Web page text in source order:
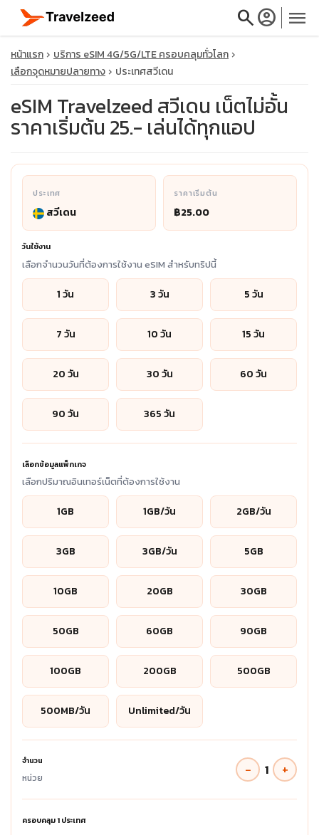
searchaccount_circle menu
travel_explore
calendar_month
หน้าแรก
บริการ eSIM 4G/5G/LTE ครอบคลุมทั่วโลก
เลือกจุดหมายปลายทาง
ประเทศสวีเดน
eSIM Travelzeed สวีเดน เน็ตไม่อั้น
ราคาเริ่มต้น 25.- เล่นได้ทุกแอป
ประเทศ
สวีเดน
ราคาเริ่มต้น
฿25.00
วันใช้งาน
เลือกจำนวนวันที่ต้องการใช้งาน eSIM สำหรับทริปนี้
1 วัน 3 วัน 5 วัน
7 วัน 10 วัน 15 วัน
20 วัน 30 วัน 60 วัน
90 วัน 365 วัน
เลือกข้อมูลแพ็กเกจ
เลือกปริมาณอินเทอร์เน็ตที่ต้องการใช้งาน
1GB 1GB/วัน 2GB/วัน
3GB 3GB/วัน 5GB
10GB 20GB 30GB
50GB 60GB 90GB
100GB 200GB 500GB
500MB/วัน Unlimited/วัน
จำนวน
หน่วย − 1 +
ครอบคลุม1ประเทศ